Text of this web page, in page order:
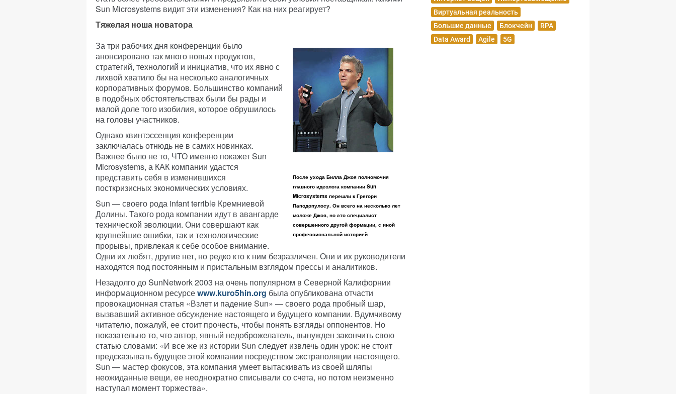
Sun Microsystems видит эти изменения? Как на них реагирует?
Тяжелая ноша новатора
После ухода Билла Джоя полномочия
главного идеолога компании Sun
Microsystems перешли к Грегори
Паподопулосу. Он всего на несколько лет
моложе Джоя, но это специалист
совершенного другой формации, с иной
профессиональной историей
За три рабочих дня конференции было
анонсировано так много новых продуктов,
стратегий, технологий и инициатив, что их явно с
лихвой хватило бы на несколько аналогичных
корпоративных форумов. Большинство компаний
в подобных обстоятельствах были бы рады и
малой доле того изобилия, которое обрушилось
на головы участников.
Однако квинтэссенция конференции
заключалась отнюдь не в самих новинках.
Важнее было не то, ЧТО именно покажет Sun
Microsystems, а КАК компании удастся
представить себя в изменившихся
посткризисных экономических условиях.
Sun — своего рода infant terrible Кремниевой
Долины. Такого рода компании идут в авангарде
технической эволюции. Они совершают как
крупнейшие ошибки, так и технологические
прорывы, привлекая к себе особое внимание.
Одни их любят, другие нет, но редко кто к ним безразличен. Они и их руководители
находятся под постоянным и пристальным взглядом прессы и аналитиков.
Незадолго до SunNetwork 2003 на очень популярном в Северной Калифорнии
информационном ресурсеwww.kuro5hin.org была опубликована отчасти
провокационная статья «Взлет и падение Sun» — своего рода пробный шар,
вызвавший активное обсуждение настоящего и будущего компании. Вдумчивому
читателю, пожалуй, ее стоит прочесть, чтобы понять взгляды оппонентов. Но
показательно то, что автор, явный недоброжелатель, вынужден закончить свою
статью словами: «И все же из истории Sun следует извлечь один урок: не стоит
предсказывать будущее этой компании посредством экстраполяции настоящего.
Sun — мастер фокусов, эта компания умеет вытаскивать из своей шляпы
неожиданные вещи, ее неоднократно списывали со счета, но потом неизменно
наступал момент торжества».
Виртуальная реальность
Большие данные
Блокчейн
RPA
Data Award
Agile 5G